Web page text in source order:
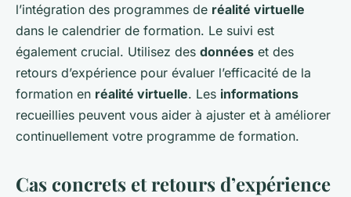
l’intégration des programmes de réalité virtuelle
dans le calendrier de formation. Le suivi est
également crucial. Utilisez des données et des
retours d’expérience pour évaluer l’efficacité de la
formation en réalité virtuelle. Les informations
recueillies peuvent vous aider à ajuster et à améliorer
continuellement votre programme de formation.
Cas concrets et retours d’expérience